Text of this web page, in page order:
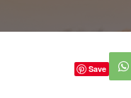
Save